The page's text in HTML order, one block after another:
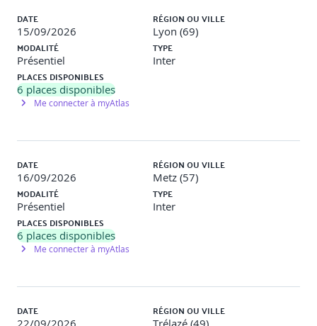
élevage.
La particularité de l’assurance des prairies.
Accompagner un éleveur dans sa gestion des risques
climatiques
Mise en évidence des risques sur un cas pratique.
Point sur son exposition et sa protection actuelle.
DATE
15/09/2026
RÉGION OU VILLE
Lyon (69)
MODALITÉ
Présentiel
TYPE
Inter
PLACES DISPONIBLES
6 places disponibles
Me connecter à myAtlas
DATE
16/09/2026
RÉGION OU VILLE
Metz (57)
MODALITÉ
Présentiel
TYPE
Inter
PLACES DISPONIBLES
6 places disponibles
Me connecter à myAtlas
DATE RÉGION OU VILLE